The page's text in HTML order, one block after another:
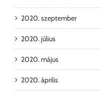
2020. szeptember
2020. július
2020. május
2020. április